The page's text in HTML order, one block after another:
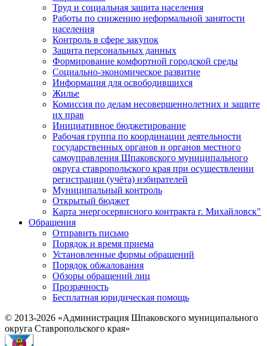
Труд и социальная защита населения
Работы по снижению неформальной занятости
населения
Контроль в сфере закупок
Защита персональных данных
Формирование комфортной городской среды
Социально-экономическое развитие
Информация для освободившихся
Жилье
Комиссия по делам несовершеннолетних и защите
их прав
Инициативное бюджетирование
Рабочая группа по координации деятельности
государственных органов и органов местного
самоуправления Шпаковского муниципального
округа ставропольского края при осуществлении
регистрации (учёта) избирателей
Муниципальный контроль
Открытый бюджет
Карта энергосервисного контракта г. Михайловск"
Обращения
Отправить письмо
Порядок и время приема
Установленные формы обращений
Порядок обжалования
Обзоры обращений лиц
Прозрачность
Бесплатная юридическая помощь
© 2013-2026 «Администрация Шпаковского муниципального
округа Ставропольского края»